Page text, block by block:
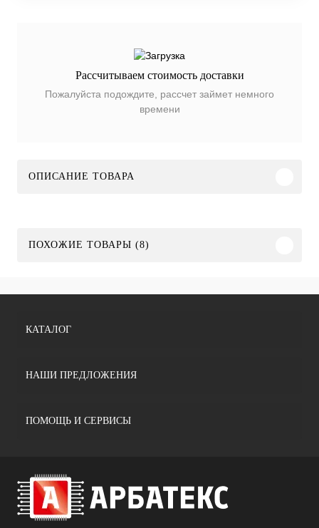
Рассчитываем стоимость доставки
Пожалуйста подождите, рассчет займет немного
времени
ОПИСАНИЕ ТОВАРА
ПОХОЖИЕ ТОВАРЫ (8)
КАТАЛОГ
НАШИ ПРЕДЛОЖЕНИЯ
ПОМОЩЬ И СЕРВИСЫ